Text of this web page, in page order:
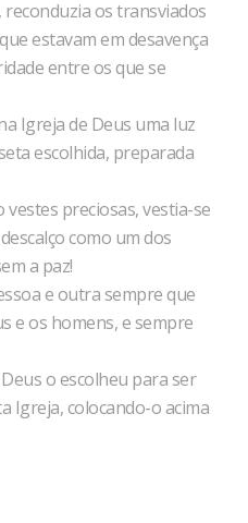
os transviados
estavam em desavença
entre os que se
Igreja de Deus uma luz
escolhida, preparada
preciosas, vestia-se
como um dos
a paz!
e outra sempre que
e os homens, e sempre
o escolheu para ser
Igreja, colocando-o acima